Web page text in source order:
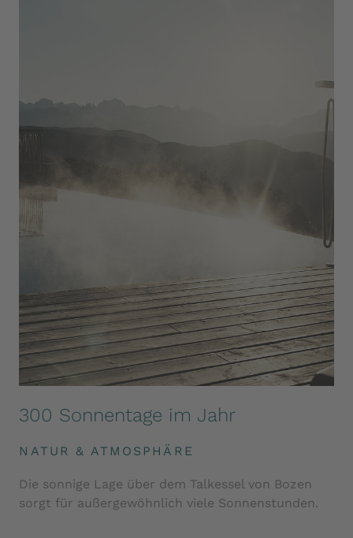
300 Sonnentage im Jahr
NATUR & ATMOSPHÄRE
Die sonnige Lage über dem Talkessel von Bozen
sorgt für außergewöhnlich viele Sonnenstunden.